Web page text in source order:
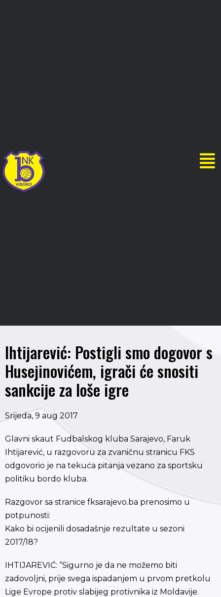
Ihtijarević: Postigli smo dogovor s
Husejinovićem, igrači će snositi
sankcije za loše igre
Srijeda, 9 aug 2017
Glavni skaut Fudbalskog kluba Sarajevo, Faruk
Ihtijarević, u razgovoru za zvaničnu stranicu FKS
odgovorio je na tekuća pitanja vezano za sportsku
politiku bordo kluba.
Razgovor sa stranice fksarajevo.ba prenosimo u
potpunosti:
Kako bi ocijenili dosadašnje rezultate u sezoni
2017/18?
IHTIJAREVIĆ: “Sigurno je da ne možemo biti
zadovoljni, prije svega ispadanjem u prvom pretkolu
Lige Evrope protiv slabijeg protivnika iz Moldavije.